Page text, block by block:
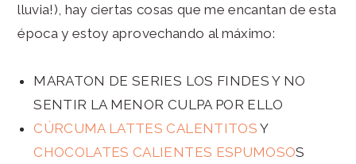
lluvia!), hay ciertas cosas que me encantan de esta
época y estoy aprovechando al máximo:
MARATON DE SERIES LOS FINDES Y NO
SENTIR LA MENOR CULPA POR ELLO
CÚRCUMA LATTES CALENTITOS Y
CHOCOLATES CALIENTES ESPUMOSOS